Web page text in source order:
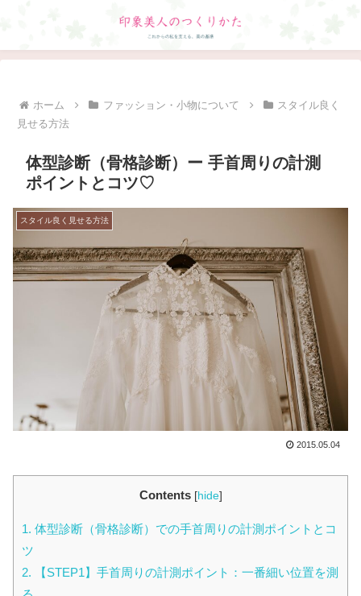
ホーム ファッション・小物について
スタイル良く
見せる方法
体型診断（骨格診断）ー 手首周りの計測
ポイントとコツ♡
スタイル良く見せる方法
2015.05.04
Contents [hide]
1. 体型診断（骨格診断）での手首周りの計測ポイントとコ
ツ
2. 【STEP1】手首周りの計測ポイント：一番細い位置を測